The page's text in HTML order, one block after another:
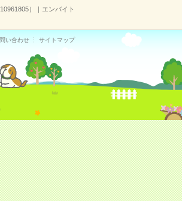
）｜エンバイト
い合わせ サイトマップ